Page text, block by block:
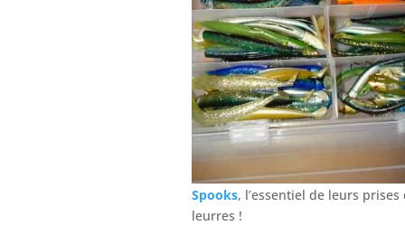
Spooks, l’essentiel de leurs
leurres !